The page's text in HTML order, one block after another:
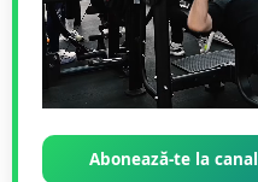
Abonează-te la canal